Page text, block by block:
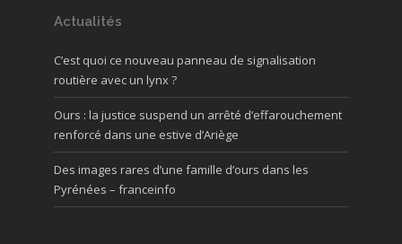
Actualités
C’est quoi ce nouveau panneau de signalisation
routière avec un lynx ?
Ours : la justice suspend un arrêté d’effarouchement
renforcé dans une estive d’Ariège
Des images rares d’une famille d’ours dans les
Pyrénées – franceinfo